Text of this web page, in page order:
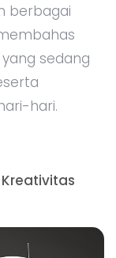
berbagai
sedang
hari.